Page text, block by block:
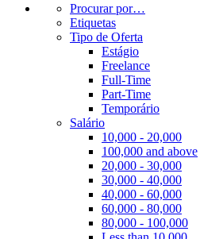
Procurar por…
Etiquetas
Tipo de Oferta
Estágio
Freelance
Full-Time
Part-Time
Temporário
Salário
10,000 - 20,000
100,000 and above
20,000 - 30,000
30,000 - 40,000
40,000 - 60,000
60,000 - 80,000
80,000 - 100,000